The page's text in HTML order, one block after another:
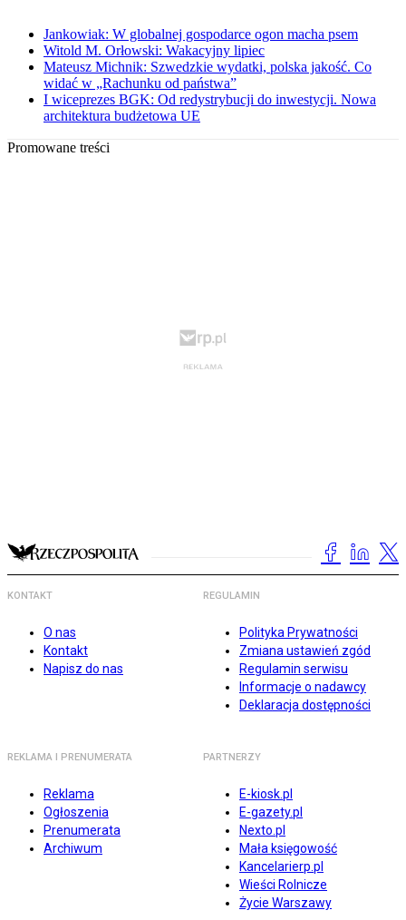
Jankowiak: W globalnej gospodarce ogon macha psem
Witold M. Orłowski: Wakacyjny lipiec
Mateusz Michnik: Szwedzkie wydatki, polska jakość. Co
widać w „Rachunku od państwa”
I wiceprezes BGK: Od redystrybucji do inwestycji. Nowa
architektura budżetowa UE
Promowane treści
KONTAKT
O nas
Kontakt
Napisz do nas
REGULAMIN
Polityka Prywatności
Zmiana ustawień zgód
Regulamin serwisu
Informacje o nadawcy
Deklaracja dostępności
REKLAMA I PRENUMERATA
Reklama
Ogłoszenia
Prenumerata
Archiwum
PARTNERZY
E-kiosk.pl
E-gazety.pl
Nexto.pl
Mała księgowość
Kancelarierp.pl
Wieści Rolnicze
Życie Warszawy